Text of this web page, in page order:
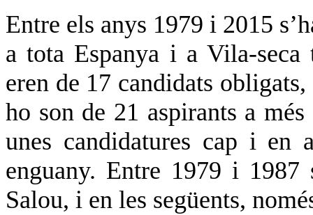
Entre els anys 1979 i 2015
a tota Espanya i a Vila-
eren de 17 candidats
ho son de 21 aspirants a
unes candidatures cap i
enguany. Entre 1979 i 1987
Salou, i en les següents,